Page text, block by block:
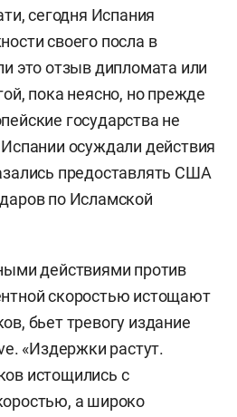
сегодня Испания
своего посла в
это отзыв дипломата или
пока неясно, но прежде
государства не
осуждали действия
предоставлять США
по Исламской
действиями против
скоростью истощают
бьет тревогу издание
«Издержки растут.
истощились с
а широко